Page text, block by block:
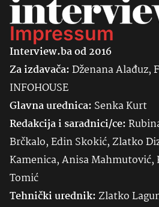
Impressum
Interview.ba od 2016
Za izdavača:Dženana Alađuz,
INFOHOUSE
Glavna urednica: SenkaKurt
Redakcija i saradnici/ce:
Brčkalo, Edin Skokić, Zlatko
Kamenica, Anisa Mahmutović,
Tomić
Tehnički urednik:Zlatko